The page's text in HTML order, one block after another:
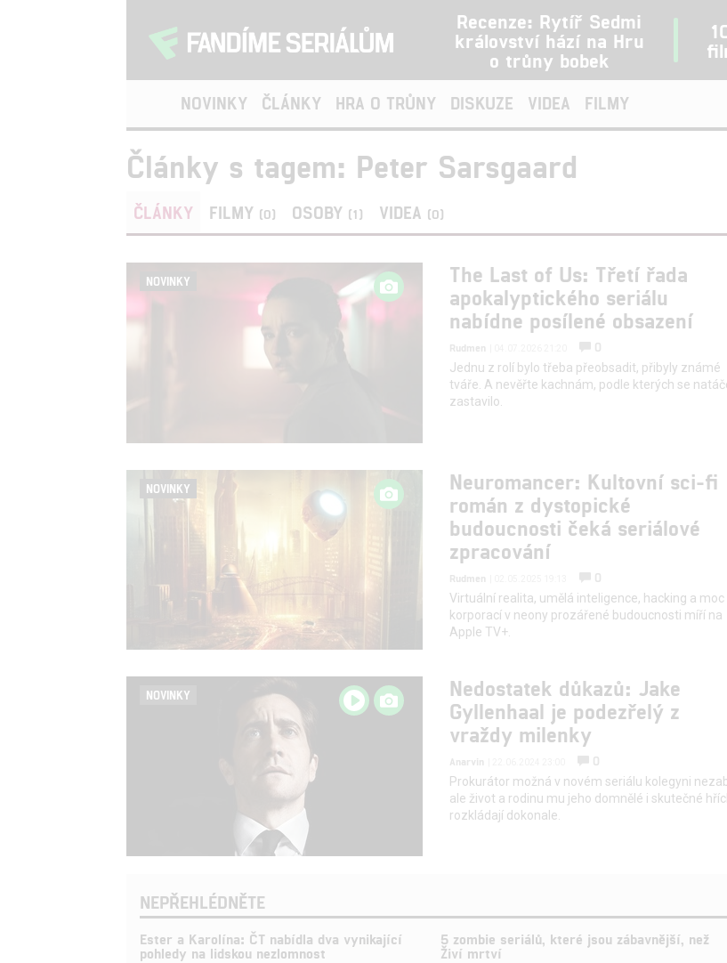
Recenze: Rytíř Sedmi
království hází na Hru
o trůny bobek
NOVINKY ČLÁNKY HRA O TRŮNY DISKUZE VIDEA FILMY
Články s tagem: Peter Sarsgaard
ČLÁNKY FILMY (0) OSOBY (1) VIDEA (0)
NOVINKY
The Last of Us: Třetí řada
apokalyptického seriálu
nabídne posílené obsazení
Rudmen
0
Jednu z rolí bylo třeba přeobsadit, přibyly známé
tváře. A nevěřte kachnám, podle kterých se
zastavilo.
NOVINKY
Neuromancer: Kultovní sci-fi
román z dystopické
budoucnosti čeká seriálové
zpracování
Rudmen
0
Virtuální realita, umělá inteligence, hacking a moc
korporací v neony prozářené budoucnosti míří na
Apple TV+.
NOVINKY
Nedostatek důkazů: Jake
Gyllenhaal je podezřelý z
vraždy milenky
Anarvin
0
Prokurátor možná v novém seriálu kolegyni
ale život a rodinu mu jeho domnělé i skutečné
rozkládají dokonale.
NEPŘEHLÉDNĚTE
Ester a Karolína: ČT nabídla dva vynikající
pohledy na lidskou nezlomnost
5 zombie seriálů, které jsou zábavnější, než
Živí mrtví